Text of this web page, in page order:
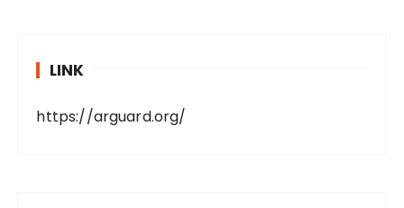
LINK
https://arguard.org/